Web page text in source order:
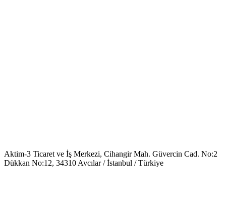
Aktim-3 Ticaret ve İş Merkezi, Cihangir Mah. Güvercin Cad. No:2
Dükkan No:12, 34310 Avcılar / İstanbul / Türkiye